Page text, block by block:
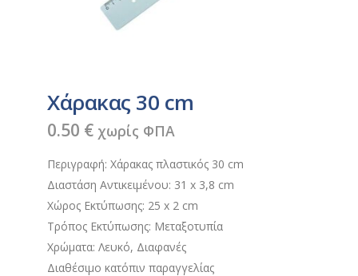
Χάρακας 30 cm
0.50 € χωρίς ΦΠΑ
Περιγραφή: Χάρακας πλαστικός 30 cm
Διαστάση Αντικειμένου: 31 x 3,8 cm
Χώρος Εκτύπωσης: 25 x 2 cm
Τρόπος Εκτύπωσης: Μεταξοτυπία
Χρώματα: Λευκό, Διαφανές
Διαθέσιμο κατόπιν παραγγελίας